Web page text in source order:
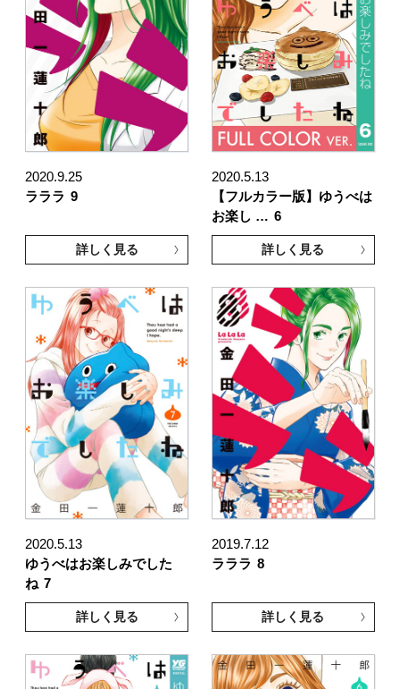
2020.9.25
ラララ 9
詳しく見る
2020.5.13
【フルカラー版】ゆうべは
お楽し … 6
詳しく見る
2020.5.13
ゆうべはお楽しみでした
ね 7
詳しく見る
2019.7.12
ラララ 8
詳しく見る